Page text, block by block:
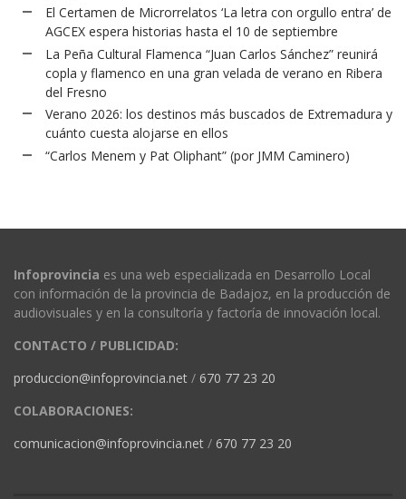
El Certamen de Microrrelatos ‘La letra con orgullo entra’ de
AGCEX espera historias hasta el 10 de septiembre
La Peña Cultural Flamenca “Juan Carlos Sánchez” reunirá
copla y flamenco en una gran velada de verano en Ribera
del Fresno
Verano 2026: los destinos más buscados de Extremadura y
cuánto cuesta alojarse en ellos
“Carlos Menem y Pat Oliphant” (por JMM Caminero)
Infoprovincia es una web especializada en Desarrollo Local
con información de la provincia de Badajoz, en la producción de
audiovisuales y en la consultoría y factoría de innovación local.
CONTACTO / PUBLICIDAD:
produccion@infoprovincia.net / 670 77 23 20
COLABORACIONES:
comunicacion@infoprovincia.net / 670 77 23 20